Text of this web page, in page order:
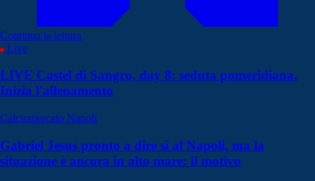
Continua la lettura
Live
LIVE Castel di Sangro, day 8: seduta pomeridiana.
Inizia l'allenamento
Calciomercato Napoli
Gabriel Jesus pronto a dire sì al Napoli, ma la
situazione è ancora in alto mare: il motivo